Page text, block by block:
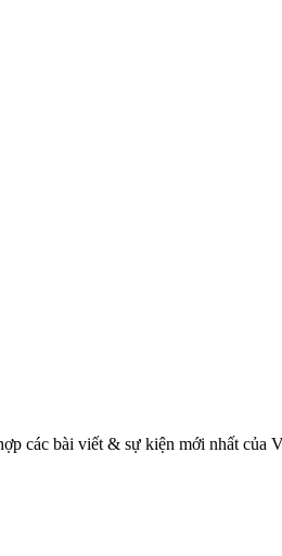
các bài viết & sự kiện mới nhất của